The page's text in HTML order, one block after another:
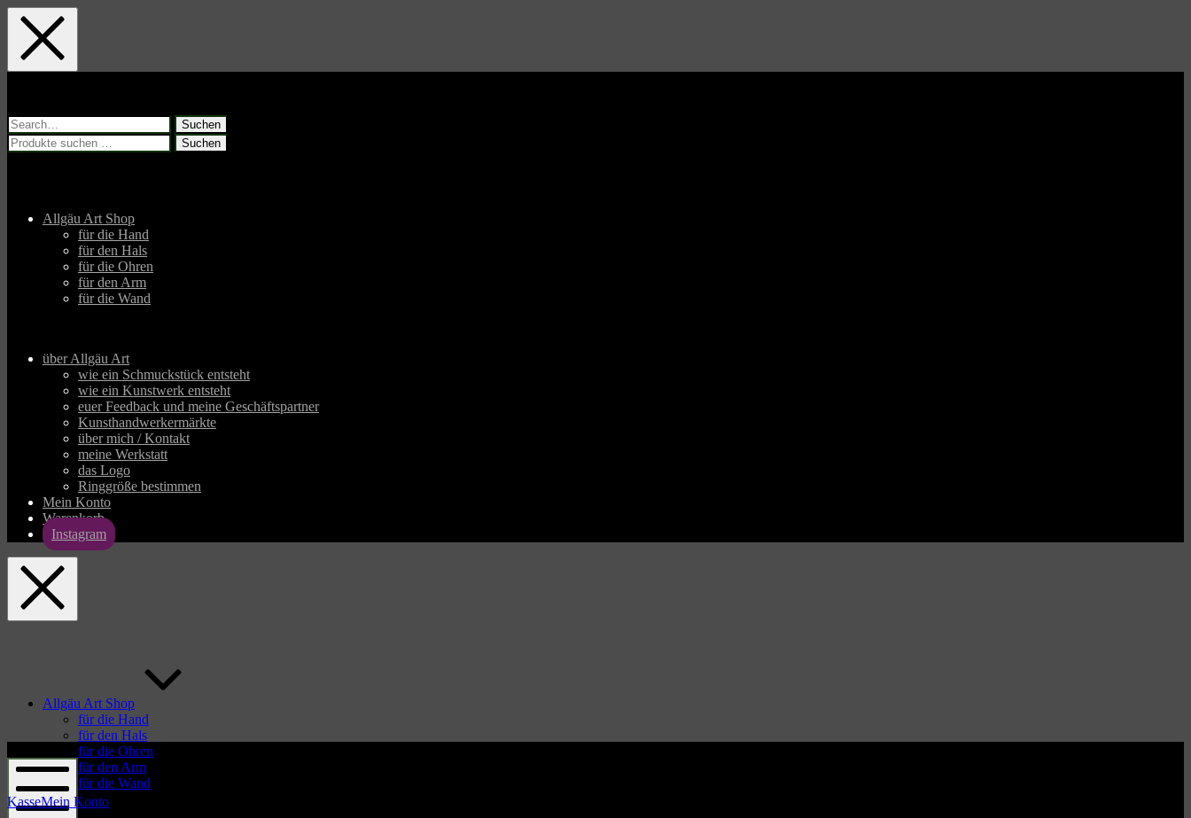
Skip
main
navigation
Skip
main
content
Skip
footer
Suchen
nach:
Suchen
Allgäu Art Shop
für die Hand
für den Hals
für die Ohren
für den Arm
für die Wand
über Allgäu Art
wie ein Schmuckstück entsteht
wie ein Kunstwerk entsteht
euer Feedback und meine Geschäftspartner
Kunsthandwerkermärkte
über mich / Kontakt
meine Werkstatt
das Logo
Ringgröße bestimmen
Mein Konto
Warenkorb
Instagram
Allgäu Art Shop
für die Hand
für den Hals
für die Ohren
für den Arm
für die Wand
art.com
KasseMein Konto